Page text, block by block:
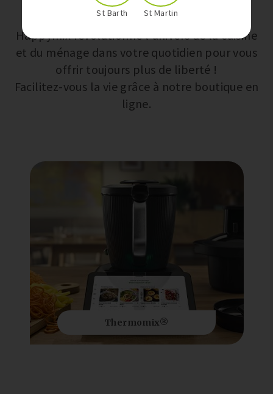
Happymix révolutionne l’univers de la cuisine
et du ménage dans votre quotidien pour vous
offrir toujours plus de liberté !
Facilitez-vous la vie grâce à notre boutique en
ligne.
Thermomix®
St Barth St Martin